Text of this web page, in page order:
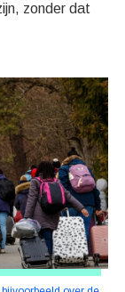
zonder dat